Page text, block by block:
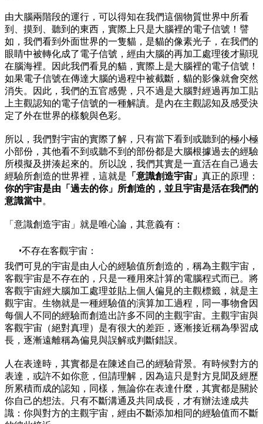
由大腦兩階段的運行，可以得知在我們這個物質世界中所看
到、摸到、聽到的東西，實際上只是大腦裡的電子信號！譬
如，我們看到外面世界的一隻貓，是貓的像素光子，在我們的
眼睛中被轉化成了電子信號，經由大腦的再加工處理後才顯現
在腦海裡。因此我們看見的貓，實際上是大腦裡的電子信號！
如果電子信號在傳達大腦的過程中被截斷，貓的影像就會突然
消失。因此，我們的五官感覺，只不過是大腦對經過再加工貼
上主觀認知的電子信號的一種解讀。是內在主觀認知及感受決
定了外在世界的樣貌與色彩。
所以，我們對宇宙的實際了解，只有當下看到或聽到的極小極
小部份，其他看不到或聽不到的部份都是大腦根據過去的經驗
所模擬及拼湊起來的。所以說，我們其實是一直活在自己過去
經驗所創造的世界裡，這就是 「意識創造宇宙」 真正的原理：
你的宇宙是由「過去的你」所創造的，並且宇宙是活在我們的
意識當中。
「意識創造宇宙」就是唯心論，其意義有：
不存在客觀宇宙：
我們可見的宇宙是由人心的經驗值所創造的，稱為主觀宇宙，
客觀宇宙是不存在的，只是一種用來計算的電腦程式而已。將
客觀宇宙經大腦加工處理並貼上個人偏見的主觀標籤，就是主
觀宇宙。生物就是一種經驗值的演算加工過程，同一事物會因
每個人不同的經驗而創造出許多不同的主觀宇宙。主觀宇宙與
客觀宇宙（絕對真理）是有很大的差距，逐漸接近稱為學習成
長，逐漸遠離稱為偏見與誤解或判斷錯誤。
人在表達時，其實都是在陳述自己的經驗背景。有時候對方的
表達，或許不如你意，但請理解，因為這只是對方見聞及經歷
所累積而成的認知，同樣，無論你在表達什麼，其實都是關於
你自己的想法。只有不斷溝通及共同成長，才有辦法達成共
識：你與對方的主觀宇宙，經由不斷添加相同的經驗值而不斷